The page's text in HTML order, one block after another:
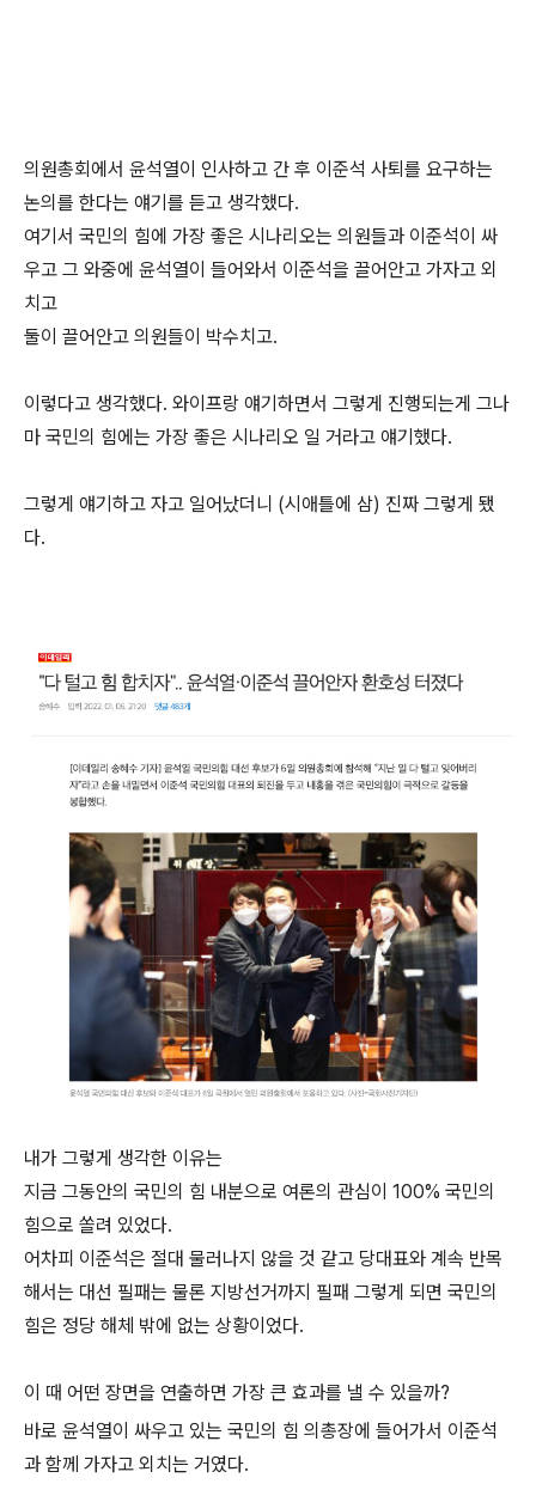
의원총회에서 윤석열이 인사하고 간 후 이준석 사퇴를 요구하는
논의를 한다는 얘기를 듣고 생각했다.
여기서 국민의 힘에 가장 좋은 시나리오는 의원들과 이준석이 싸
우고 그 와중에 윤석열이 들어와서 이준석을 끌어안고 가자고 외
치고
둘이 끌어안고 의원들이 박수치고.
이렇다고 생각했다. 와이프랑 얘기하면서 그렇게 진행되는게 그나
마 국민의 힘에는 가장 좋은 시나리오 일 거라고 얘기했다.
그렇게 얘기하고 자고 일어났더니 (시애틀에 삼) 진짜 그렇게 됐
다.
내가 그렇게 생각한 이유는
지금 그동안의 국민의 힘 내분으로 여론의 관심이 100% 국민의
힘으로 쏠려 있었다.
어차피 이준석은 절대 물러나지 않을 것 같고 당대표와 계속 반목
해서는 대선 필패는 물론 지방선거까지 필패 그렇게 되면 국민의
힘은 정당 해체 밖에 없는 상황이었다.
이 때 어떤 장면을 연출하면 가장 큰 효과를 낼 수 있을까?
바로 윤석열이 싸우고 있는 국민의 힘 의총장에 들어가서 이준석
과 함께 가자고 외치는 거였다.